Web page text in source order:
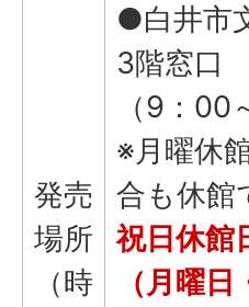
発売
場所
（時
●白井市
3階窓口
（9：00
※月曜休
合も休館
祝日休館
（月曜日